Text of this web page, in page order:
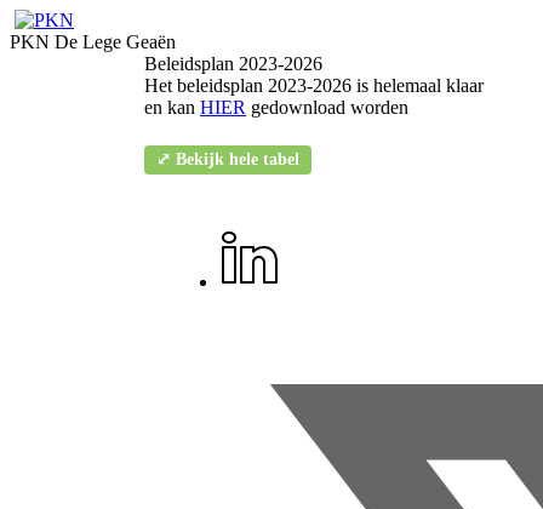
PKN De Lege Geaën
Beleidsplan 2023-2026
Het beleidsplan 2023-2026 is helemaal klaar
en kan HIER gedownload worden
⤢ Bekijk hele tabel